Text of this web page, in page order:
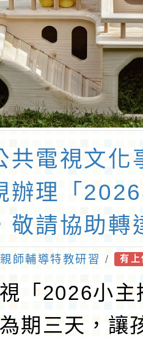
共電視文化
辦理「
敬請協助轉
名參加，請
親師輔導特教研習 / 有
「2026小主
期三天，讓